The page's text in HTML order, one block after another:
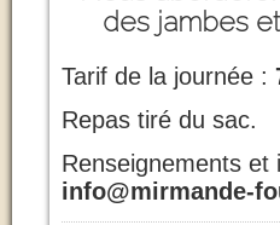
des jambes
Tarif de la journée :
Repas tiré du sac.
Renseignements et
info@mirmande-